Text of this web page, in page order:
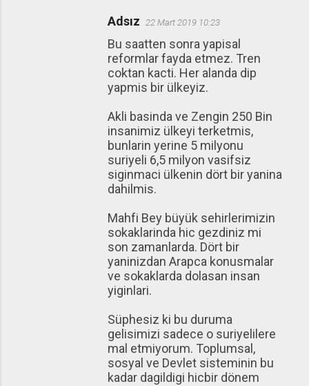
Adsız 22 Mart 2019 10:23
Bu saatten sonra yapisal
reformlar fayda etmez. Tren
coktan kacti. Her alanda dip
yapmis bir ülkeyiz.
Akli basinda ve Zengin 250 Bin
insanimiz ülkeyi terketmis,
bunlarin yerine 5 milyonu
suriyeli 6,5 milyon vasifsiz
siginmaci ülkenin dört bir yanina
dahilmis.
Mahfi Bey büyük sehirlerimizin
sokaklarinda hic gezdiniz mi
son zamanlarda. Dört bir
yaninizdan Arapca konusmalar
ve sokaklarda dolasan insan
yiginlari.
Süphesiz ki bu duruma
gelisimizi sadece o suriyelilere
mal etmiyorum. Toplumsal,
sosyal ve Devlet sisteminin bu
kadar dagildigi hicbir dönem